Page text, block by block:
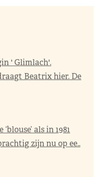
' Glimlach'.
Beatrix hier. De
als in 1981
zijn nu op ee..